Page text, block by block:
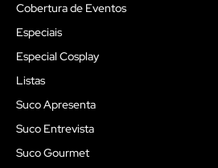
Cobertura de Eventos
Especiais
Especial Cosplay
Listas
Suco Apresenta
Suco Entrevista
Suco Gourmet